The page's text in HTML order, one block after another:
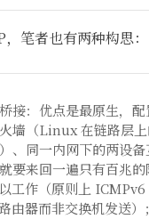
笔者也有两种构思：
接：优点是最原生，
墙（Linux 在链路层
、同一内网下的两设
要来回一遍只有百兆的
工作（原则上
由器而非交换机发送）；